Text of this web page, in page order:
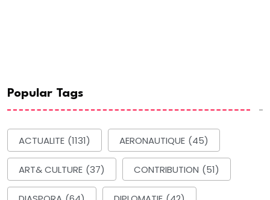
Popular Tags
ACTUALITE (1131) AERONAUTIQUE (45)
ART& CULTURE (37) CONTRIBUTION (51)